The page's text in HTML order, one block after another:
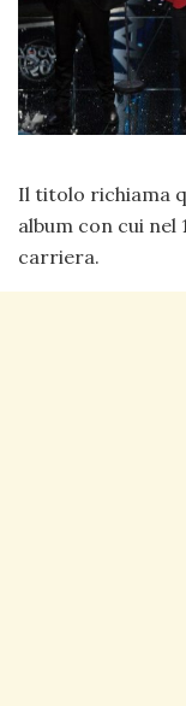
Il titolo richiama
album con cui nel
carriera.